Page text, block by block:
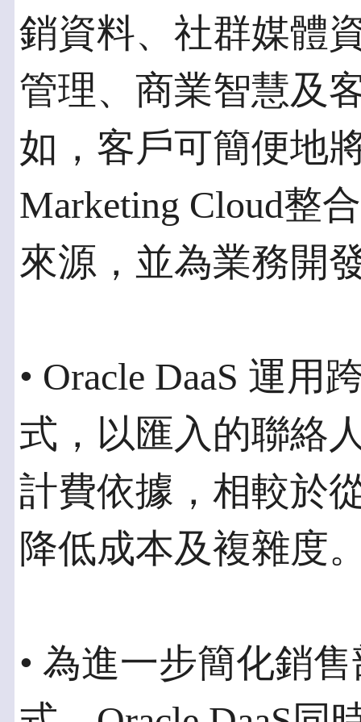
銷資料、社群媒體
管理、商業智慧及
如，客戶可簡便地
Marketing Cloud整
來源，並為業務開
• Oracle DaaS 運
式，以匯入的聯絡
計費依據，相較於
降低成本及複雜度
• 為進一步簡化銷